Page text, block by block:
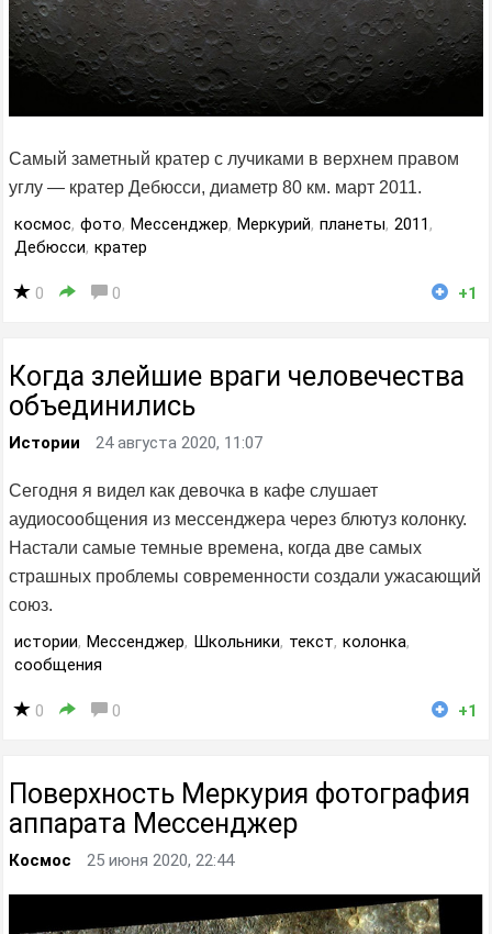
Самый заметный кратер с лучиками в верхнем правом
углу — кратер Дебюсси, диаметр 80 км. март 2011.
космос, фото, Мессенджер, Меркурий, планеты, 2011,
Дебюсси, кратер
0 0 +1
Когда злейшие враги человечества
объединились
Истории 24 августа 2020, 11:07
Сегодня я видел как девочка в кафе слушает
аудиосообщения из мессенджера через блютуз колонку.
Настали самые темные времена, когда две самых
страшных проблемы современности создали ужасающий
союз.
истории, Мессенджер, Школьники, текст, колонка,
сообщения
0 0 +1
Поверхность Меркурия фотография
аппарата Мессенджер
Космос 25 июня 2020, 22:44